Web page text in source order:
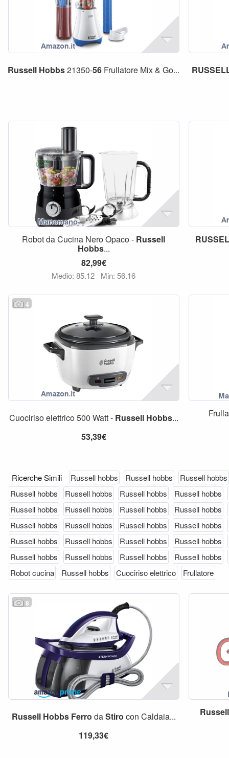
Russell Hobbs21350-56 Frullatore Mix & Go...
Robot da Cucina Nero Opaco - Russell
Hobbs...
82,99€
Medio: 85,12 Min: 56,16
4
Cuociriso elettrico 500 Watt - Russell Hobbs...
53,39€
Ricerche Simili Russell hobbs Russell hobbs
Russell hobbs
Russell hobbs
Russell hobbs Russell hobbs
Russell hobbs
Russell hobbs
Russell hobbs Russell hobbs
Russell hobbs
Russell hobbs
Russell hobbs Russell hobbs
Russell hobbs
Russell hobbs
Russell hobbs Russell hobbs
Russell hobbs
Russell hobbs
Russell hobbs Russell hobbs
Russell hobbs
Robot cucina
Russell hobbs Cuociriso elettrico Frullatore
8
Russell Hobbs Ferro daStiro con Caldaia...
119,33€
Russell